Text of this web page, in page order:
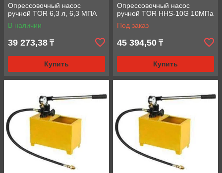
Опрессовочный насос
ручной TOR 6,3 л, 6,3 МПА
В наличии
39 273,38 ₸
Купить
Опрессовочный насос
ручной TOR HHS-10G 10МПа
Под заказ
45 394,50 ₸
Купить